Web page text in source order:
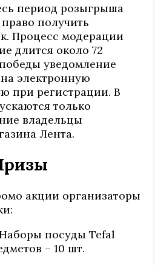
период розыгрыша
получить
Процесс модерации
длится около 72
уведомление
электронную
при регистрации. В
только
владельцы
Лента.
акции организаторы
посуды Tefal
– 10 шт.